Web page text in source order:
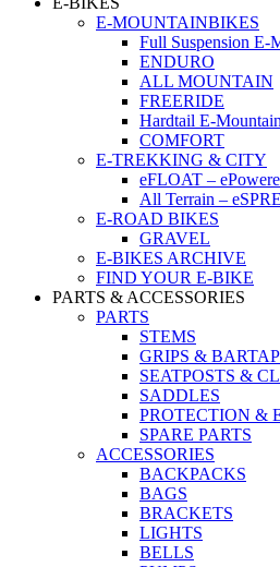
E-MOUNTAINBIKES
Full Suspension E-
ENDURO
ALL MOUNTAIN
FREERIDE
Hardtail E-
COMFORT
E-TREKKING & CITY
eFLOAT –
All Terrain –
E-ROAD BIKES
GRAVEL
E-BIKES ARCHIVE
FIND YOUR E-BIKE
PARTS & ACCESSORIES
PARTS
STEMS
GRIPS &
SEATPOSTS &
SADDLES
PROTECTION &
SPARE PARTS
ACCESSORIES
BACKPACKS
BAGS
BRACKETS
LIGHTS
BELLS